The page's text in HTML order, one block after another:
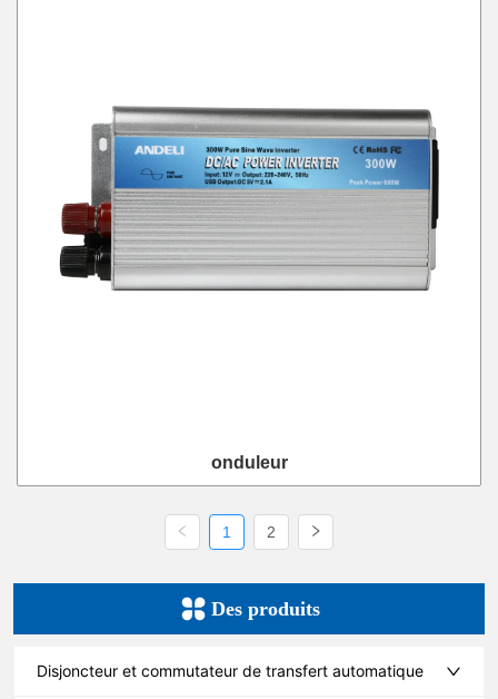
onduleur
1 2
Des produits
Disjoncteur et commutateur de transfert automatique